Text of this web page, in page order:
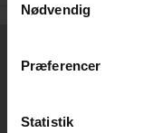
Nødvendig
Præferencer
Statistik